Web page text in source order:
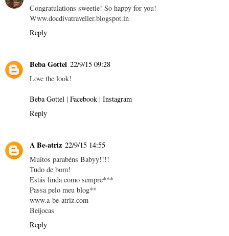
Congratulations sweetie! So happy for you!
Www.docdivatraveller.blogspot.in
Reply
Beba Gottel 22/9/15 09:28
Love the look!
Beba Gottel | Facebook | Instagram
Reply
A Be-atriz 22/9/15 14:55
Muitos parabéns Babyy!!!!
Tudo de bom!
Estás linda como sempre***
Passa pelo meu blog**
www.a-be-atriz.com
Beijocas
Reply